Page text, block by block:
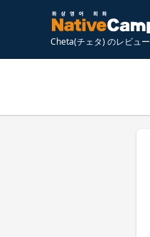
Cheta(チェタ) のレビュー